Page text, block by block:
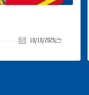
10/10/2025